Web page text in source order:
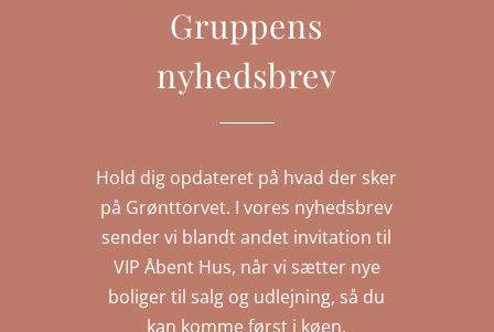
Gruppens
nyhedsbrev
Hold dig opdateret på hvad der sker
på Grønttorvet. I vores nyhedsbrev
sender vi blandt andet invitation til
VIP Åbent Hus, når vi sætter nye
boliger til salg og udlejning, så du
kan komme først i køen.